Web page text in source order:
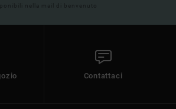
nella mail di benvenuto
Contattaci